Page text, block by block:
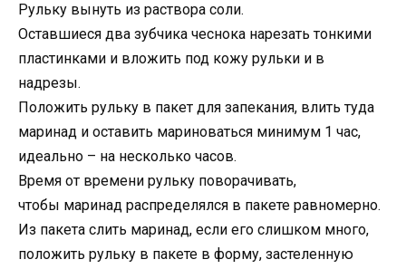
Рульку вынуть из раствора соли.
Оставшиеся два зубчика чеснока нарезать тонкими
пластинками и вложить под кожу рульки и в
надрезы.
Положить рульку в пакет для запекания, влить туда
маринад и оставить мариноваться минимум 1 час,
идеально – на несколько часов.
Время от времени рульку поворачивать,
чтобы маринад распределялся в пакете равномерно.
Из пакета слить маринад, если его слишком много,
положить рульку в пакете в форму, застеленную